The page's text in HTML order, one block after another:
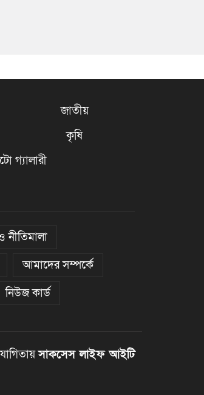
জাতীয়
কৃষি
গ্যালারী
নীতিমালা
আমাদের সম্পর্কে
নিউজ কার্ড
সাকসেস লাইফ আইটি